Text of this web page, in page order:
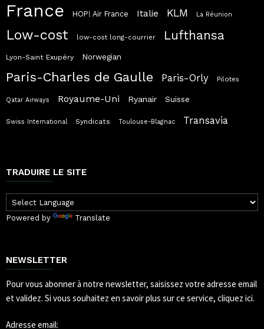
France HOP! Air France Italie KLM La Réunion
Low-cost low-cost long-courrier Lufthansa
Lyon-Saint Exupéry Norwegian
Paris-Charles de Gaulle Paris-Orly Pilotes
Qatar Airways Royaume-Uni Ryanair Suisse
Swiss International Syndicats Toulouse-Blagnac Transavia
TRADUIRE LE SITE
Powered by Translate
NEWSLETTER
Pour vous abonner à notre newsletter, saisissez votre adresse email
et validez. Si vous souhaitez en savoir plus sur ce service, cliquez ici.
Adresse email: